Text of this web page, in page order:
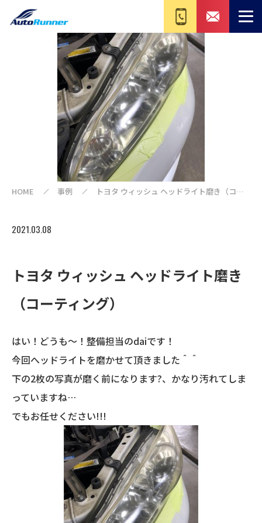
HOME 事例
トヨタ ウィッシュ ヘッドライト磨き（コー
2021.03.08
トヨタ ウィッシュ ヘッドライト磨き
（コーティング）
はい！どうも～！整備担当のdaiです！
今回へッドライトを磨かせて頂きました＾＾
下の2枚の写真が磨く前になります?、かなり汚れてしま
っていますね…
でもお任せください!!!